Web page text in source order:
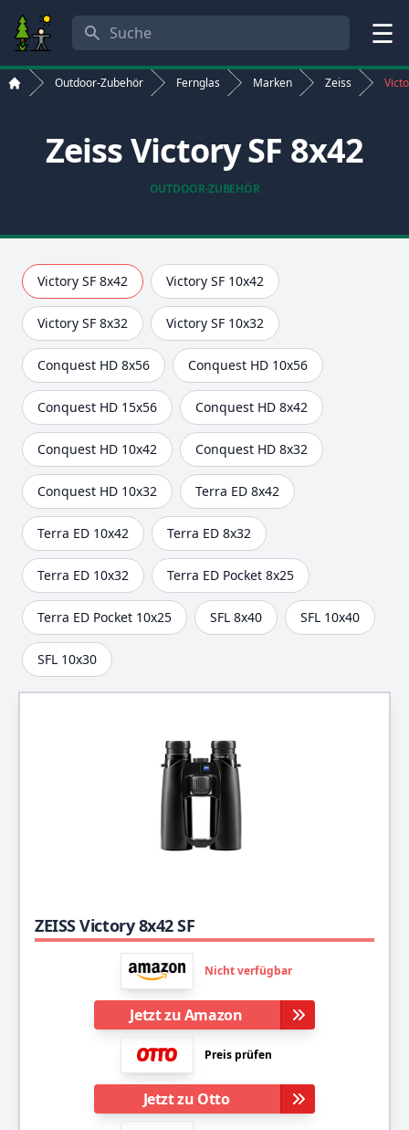
Suche
Menü
Start
Outdoor-Zubehör Fernglas Marken Zeiss
Zeiss Victory SF 8x42
OUTDOOR-ZUBEHÖR
Victory SF 8x42 Victory SF 10x42
Victory SF 8x32 Victory SF 10x32
Conquest HD 8x56 Conquest HD 10x56
Conquest HD 15x56 Conquest HD 8x42
Conquest HD 10x42 Conquest HD 8x32
Conquest HD 10x32 Terra ED 8x42
Terra ED 10x42 Terra ED 8x32
Terra ED 10x32 Terra ED Pocket 8x25
Terra ED Pocket 10x25 SFL 8x40 SFL 10x40
SFL 10x30
ZEISS Victory 8x42 SF
Nicht verfügbar
Jetzt zu Amazon
Preis prüfen
Jetzt zu Otto